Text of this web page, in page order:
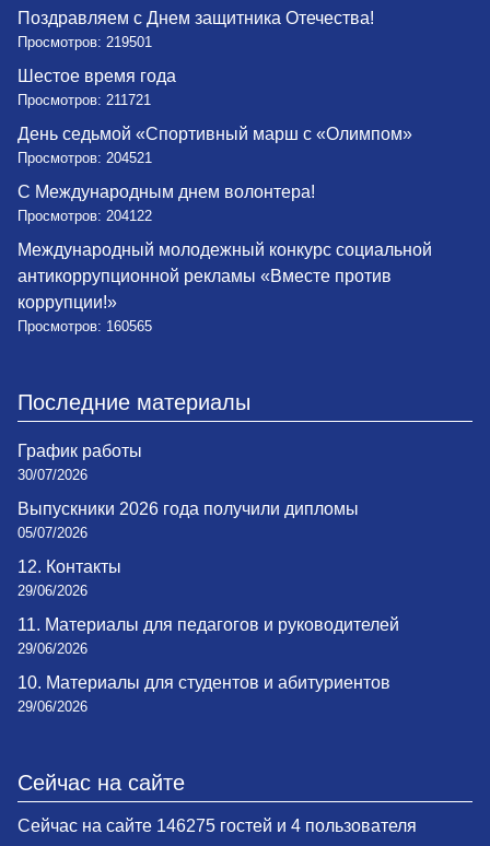
Поздравляем с Днем защитника Отечества!
Просмотров: 219501
Шестое время года
Просмотров: 211721
День седьмой «Спортивный марш с «Олимпом»
Просмотров: 204521
С Международным днем волонтера!
Просмотров: 204122
Международный молодежный конкурс социальной
антикоррупционной рекламы «Вместе против
коррупции!»
Просмотров: 160565
Последние материалы
График работы
30/07/2026
Выпускники 2026 года получили дипломы
05/07/2026
12. Контакты
29/06/2026
11. Материалы для педагогов и руководителей
29/06/2026
10. Материалы для студентов и абитуриентов
29/06/2026
Сейчас на сайте
Сейчас на сайте 146275 гостей и 4 пользователя